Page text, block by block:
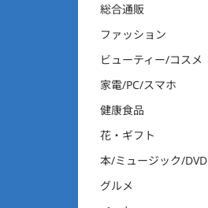
総合通販
ファッション
ビューティー/コスメ
家電/PC/スマホ
健康食品
花・ギフト
本/ミュージック/DVD
グルメ